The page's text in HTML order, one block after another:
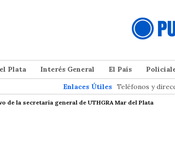
Plata Interés General El País
Enlaces Útiles Teléfonos y
de la secretaria general de UTHGRA Mar del Plata